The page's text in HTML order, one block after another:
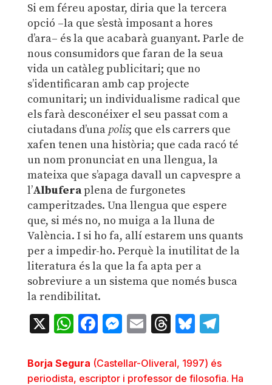
Si em féreu apostar, diria que la tercera
opció –la que s’està imposant a hores
d’ara– és la que acabarà guanyant. Parle de
nous consumidors que faran de la seua
vida un catàleg publicitari; que no
s’identificaran amb cap projecte
comunitari; un individualisme radical que
els farà desconéixer el seu passat com a
ciutadans d’una polis; que els carrers que
xafen tenen una història; que cada racó té
un nom pronunciat en una llengua, la
mateixa que s’apaga davall un capvespre a
l’Albuferaplena de furgonetes
camperitzades. Una llengua que espere
que, si més no, no muiga a la lluna de
València. I si ho fa, allí estarem uns quants
per a impedir-ho. Perquè la inutilitat de la
literatura és la que la fa apta per a
sobreviure a un sistema que només busca
la rendibilitat.
X WhatsApp
Facebook
Messenger
EmailThreads
Bluesky
Borja Segura (Castellar-Oliveral, 1997) és
periodista, escriptor i professor de filosofia. Ha